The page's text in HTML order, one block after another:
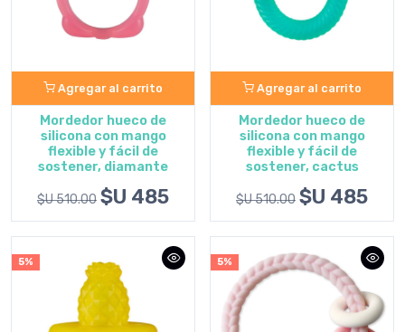
Agregar al carrito
Mordedor hueco de
silicona con mango
flexible y fácil de
sostener, diamante
$U 510.00 $U 485
Agregar al carrito
Mordedor hueco de
silicona con mango
flexible y fácil de
sostener, cactus
$U 510.00 $U 485
5% 5%